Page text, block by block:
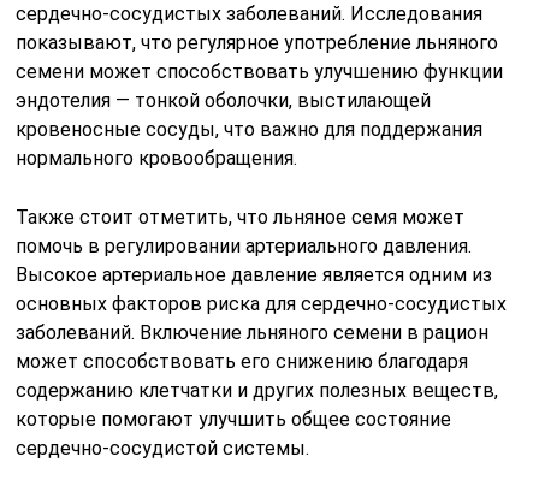
сердечно-сосудистых заболеваний. Исследования
показывают, что регулярное употребление льняного
семени может способствовать улучшению функции
эндотелия — тонкой оболочки, выстилающей
кровеносные сосуды, что важно для поддержания
нормального кровообращения.
Также стоит отметить, что льняное семя может
помочь в регулировании артериального давления.
Высокое артериальное давление является одним из
основных факторов риска для сердечно-сосудистых
заболеваний. Включение льняного семени в рацион
может способствовать его снижению благодаря
содержанию клетчатки и других полезных веществ,
которые помогают улучшить общее состояние
сердечно-сосудистой системы.